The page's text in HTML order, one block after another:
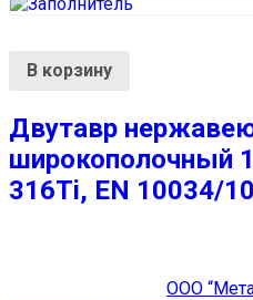
В корзину
Двутавр
широкополочный
316Ti, EN 10034/
ООО